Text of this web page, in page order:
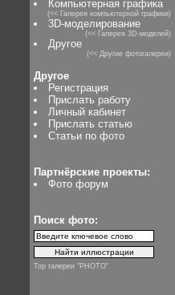
Компьютерная графика
(<< Галерея компьютерной графики)
3D-моделирование
(<< Галерея 3D-моделей)
Другое
(<< Другие фотогалереи)
Другое
Регистрация
Прислать работу
Личный кабинет
Прислать статью
Статьи по фото
Партнёрские проекты:
Фото форум
Поиск фото:
Top галереи "PHOTO"